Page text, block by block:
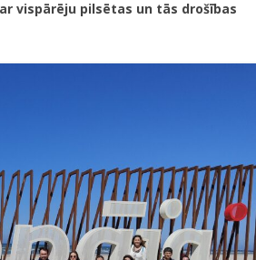
INFORMĀCIJA PAR
CASCADE
GĀZU EMISIJU SAMAZINĀŠANA,
IEGĀDĀJOTIES TRĪS JAUNUS,
RŪPNIECISKI RAŽOTUS
ELEKTROMOBIĻUS LIEPĀJAS
vispārēju pilsētas un tās drošības